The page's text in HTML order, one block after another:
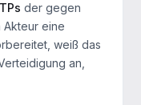
der gegen
Akteur eine
weiß das
an,